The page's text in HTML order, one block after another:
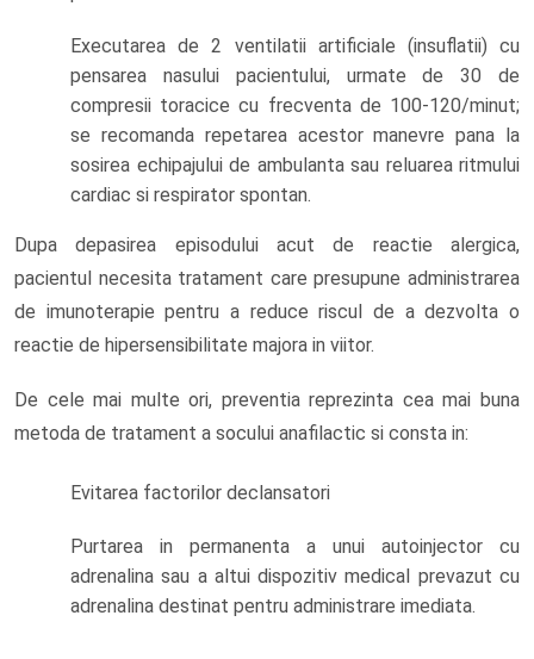
Executarea de 2 ventilatii artificiale (insuflatii) cu
pensarea nasului pacientului, urmate de 30 de
compresii toracice cu frecventa de 100-120/minut;
se recomanda repetarea acestor manevre pana la
sosirea echipajului de ambulanta sau reluarea ritmului
cardiac si respirator spontan.
Dupa depasirea episodului acut de reactie alergica,
pacientul necesita tratament care presupune administrarea
de imunoterapie pentru a reduce riscul de a dezvolta o
reactie de hipersensibilitate majora in viitor.
De cele mai multe ori, preventia reprezinta cea mai buna
metoda de tratament a socului anafilactic si consta in:
Evitarea factorilor declansatori
Purtarea in permanenta a unui autoinjector cu
adrenalina sau a altui dispozitiv medical prevazut cu
adrenalina destinat pentru administrare imediata.